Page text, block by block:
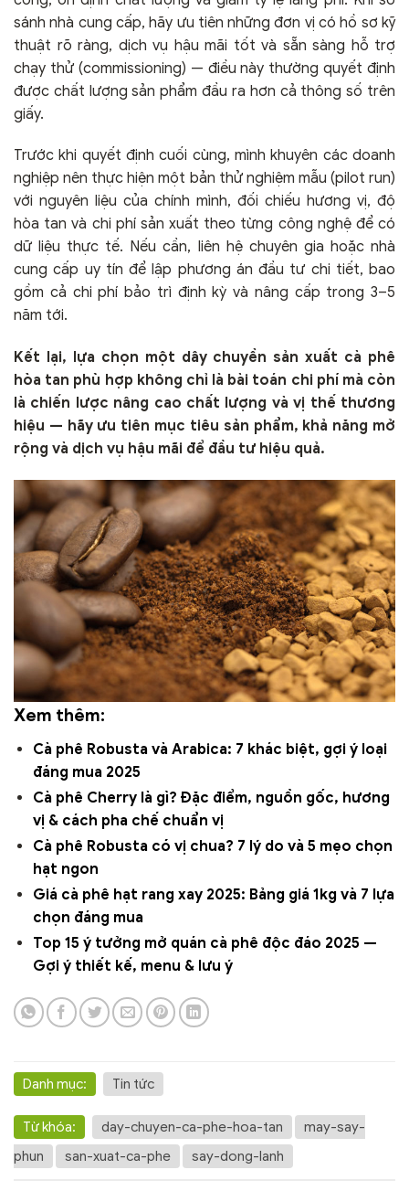
sánh nhà cung cấp, hãy ưu tiên những đơn vị có hồ sơ kỹ
thuật rõ ràng, dịch vụ hậu mãi tốt và sẵn sàng hỗ trợ
chạy thử (commissioning) — điều này thường quyết định
được chất lượng sản phẩm đầu ra hơn cả thông số trên
giấy.
Trước khi quyết định cuối cùng, mình khuyên các doanh
nghiệp nên thực hiện một bản thử nghiệm mẫu (pilot run)
với nguyên liệu của chính mình, đối chiếu hương vị, độ
hòa tan và chi phí sản xuất theo từng công nghệ để có
dữ liệu thực tế. Nếu cần, liên hệ chuyên gia hoặc nhà
cung cấp uy tín để lập phương án đầu tư chi tiết, bao
gồm cả chi phí bảo trì định kỳ và nâng cấp trong 3–5
năm tới.
Kết lại, lựa chọn một dây chuyền sản xuất cà phê
hòa tan phù hợp không chỉ là bài toán chi phí mà còn
là chiến lược nâng cao chất lượng và vị thế thương
hiệu — hãy ưu tiên mục tiêu sản phẩm, khả năng mở
rộng và dịch vụ hậu mãi để đầu tư hiệu quả.
Xem thêm:
Cà phê Robusta và Arabica: 7 khác biệt, gợi ý loại
đáng mua 2025
Cà phê Cherry là gì? Đặc điểm, nguồn gốc, hương
vị & cách pha chế chuẩn vị
Cà phê Robusta có vị chua? 7 lý do và 5 mẹo chọn
hạt ngon
Giá cà phê hạt rang xay 2025: Bảng giá 1kg và 7 lựa
chọn đáng mua
Top 15 ý tưởng mở quán cà phê độc đáo 2025 —
Gợi ý thiết kế, menu & lưu ý
Danh mục: Tin tức
Từ khóa: day-chuyen-ca-phe-hoa-tan
may-say-
phun
san-xuat-ca-phe say-dong-lanh